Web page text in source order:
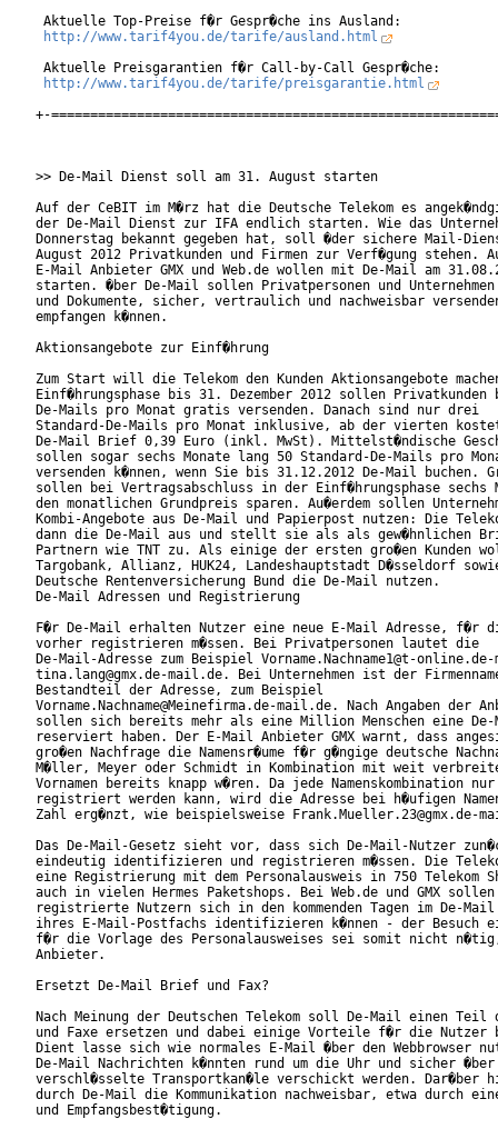
Aktuelle Top-Preise f�r Gespr�che ins Ausland:
http://www.tarif4you.de/tarife/ausland.html
Aktuelle Preisgarantien f�r Call-by-Call Gespr�che:
http://www.tarif4you.de/tarife/preisgarantie.html
+-
>> De-Mail Dienst soll am 31. August starten
Auf der CeBIT im M�rz hat die Deutsche Telekom es
der De-Mail Dienst zur IFA endlich starten. Wie das
Donnerstag bekannt gegeben hat, soll �der sichere Mail-
August 2012 Privatkunden und Firmen zur Verf�gung stehen.
E-Mail Anbieter GMX und Web.de wollen mit De-Mail am
starten. �ber De-Mail sollen Privatpersonen und
und Dokumente, sicher, vertraulich und nachweisbar
empfangen k�nnen.
Aktionsangebote zur Einf�hrung
Zum Start will die Telekom den Kunden Aktionsangebote
Einf�hrungsphase bis 31. Dezember 2012 sollen Privatkunden
De-Mails pro Monat gratis versenden. Danach sind nur drei
Standard-De-Mails pro Monat inklusive, ab der vierten
De-Mail Brief 0,39 Euro (inkl. MwSt). Mittelst�ndische
sollen sogar sechs Monate lang 50 Standard-De-Mails pro
versenden k�nnen, wenn Sie bis 31.12.2012 De-Mail buchen.
sollen bei Vertragsabschluss in der Einf�hrungsphase sechs
den monatlichen Grundpreis sparen. Au�erdem sollen
Kombi-Angebote aus De-Mail und Papierpost nutzen: Die
dann die De-Mail aus und stellt sie als als gew�hnlichen
Partnern wie TNT zu. Als einige der ersten gro�en Kunden
Targobank, Allianz, HUK24, Landeshauptstadt D�sseldorf
Deutsche Rentenversicherung Bund die De-Mail nutzen.
De-Mail Adressen und Registrierung
F�r De-Mail erhalten Nutzer eine neue E-Mail Adresse, f�r
vorher registrieren m�ssen. Bei Privatpersonen lautet die
De-Mail-Adresse zum Beispiel Vorname.Nachname1@t-
tina.lang@gmx.de-mail.de. Bei Unternehmen ist der
Bestandteil der Adresse, zum Beispiel
Vorname.Nachname@Meinefirma.de-mail.de. Nach Angaben der
sollen sich bereits mehr als eine Million Menschen eine De-
reserviert haben. Der E-Mail Anbieter GMX warnt, dass
gro�en Nachfrage die Namensr�ume f�r g�ngige deutsche
M�ller, Meyer oder Schmidt in Kombination mit weit
Vornamen bereits knapp w�ren. Da jede Namenskombination
registriert werden kann, wird die Adresse bei h�ufigen
Zahl erg�nzt, wie beispielsweise Frank.Mueller.23@gmx.de-
Das De-Mail-Gesetz sieht vor, dass sich De-Mail-Nutzer
eindeutig identifizieren und registrieren m�ssen. Die
eine Registrierung mit dem Personalausweis in 750 Telekom
auch in vielen Hermes Paketshops. Bei Web.de und GMX
registrierte Nutzern sich in den kommenden Tagen im De-
ihres E-Mail-Postfachs identifizieren k�nnen - der Besuch
f�r die Vorlage des Personalausweises sei somit nicht
Anbieter.
Ersetzt De-Mail Brief und Fax?
Nach Meinung der Deutschen Telekom soll De-Mail einen
und Faxe ersetzen und dabei einige Vorteile f�r die Nutzer
Dient lasse sich wie normales E-Mail �ber den Webbrowser
De-Mail Nachrichten k�nnten rund um die Uhr und sicher �ber
verschl�sselte Transportkan�le verschickt werden. Dar�ber
durch De-Mail die Kommunikation nachweisbar, etwa durch
und Empfangsbest�tigung.